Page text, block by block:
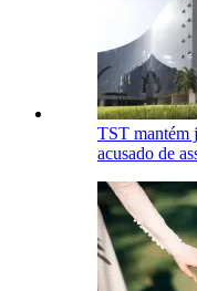
TST mantém
acusado de